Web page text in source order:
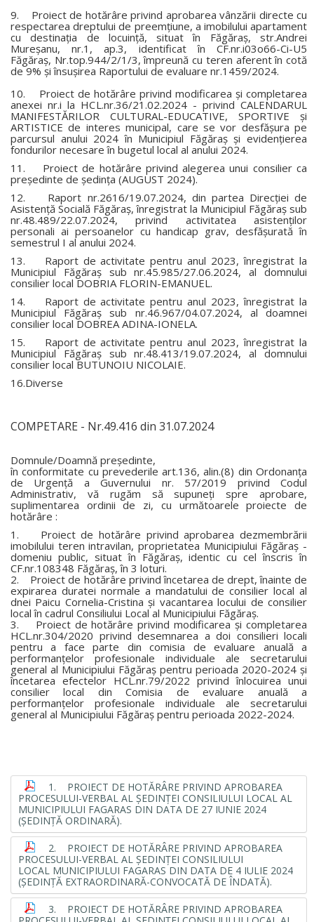
9. Proiect de hotărâre privind aprobarea vânzării directe cu
respectarea dreptului de preemţiune, a imobilului apartament
cu destinaţia de locuinţă, situat în Făgăraş, str.Andrei
Mureşanu, nr.1, ap.3, identificat în CF.nr.i03o66-Ci-U5
Făgăraş, Nr.top.944/2/1/3, împreună cu teren aferent în cotă
de 9% şi însuşirea Raportului de evaluare nr.1459/2024.
10. Proiect de hotărâre privind modificarea şi completarea
anexei nr.i la HCL.nr.36/21.02.2024 - privind CALENDARUL
MANIFESTĂRILOR CULTURAL-EDUCATIVE, SPORTIVE şi
ARTISTICE de interes municipal, care se vor desfăşura pe
parcursul anului 2024 în Municipiul Făgăraş şi evidenţierea
fondurilor necesare în bugetul local al anului 2024.
11. Proiect de hotărâre privind alegerea unui consilier ca
preşedinte de şedinţa (AUGUST 2024).
12. Raport nr.2616/19.07.2024, din partea Direcţiei de
Asistenţă Socială Făgăraş, înregistrat la Municipiul Făgăraş sub
nr.48.489/22.07.2024, privind activitatea asistenţilor
personali ai persoanelor cu handicap grav, desfăşurată în
semestrul I al anului 2024.
13. Raport de activitate pentru anul 2023, înregistrat la
Municipiul Făgăraş sub nr.45.985/27.06.2024, al domnului
consilier local DOBRIA FLORIN-EMANUEL.
14. Raport de activitate pentru anul 2023, înregistrat la
Municipiul Făgăraş sub nr.46.967/04.07.2024, al doamnei
consilier local DOBREA ADINA-IONELA.
15. Raport de activitate pentru anul 2023, înregistrat la
Municipiul Făgăraş sub nr.48.413/19.07.2024, al domnului
consilier local BUTUNOIU NICOLAIE.
16.Diverse
COMPETARE - Nr.49.416 din 31.07.2024
Domnule/Doamnă preşedinte,
în conformitate cu prevederile art.136, alin.(8) din Ordonanţa
de Urgenţă a Guvernului nr. 57/2019 privind Codul
Administrativ, vă rugăm să supuneţi spre aprobare,
suplimentarea ordinii de zi, cu următoarele proiecte de
hotărâre :
1. Proiect de hotărâre privind aprobarea dezmembrării
imobilului teren intravilan, proprietatea Municipiului Făgăraş -
domeniu public, situat în Făgăraş, identic cu cel înscris în
CF.nr.108348 Făgăraş, în 3 loturi.
2. Proiect de hotărâre privind încetarea de drept, înainte de
expirarea duratei normale a mandatului de consilier local al
dnei Paicu Cornelia-Cristina şi vacantarea locului de consilier
local în cadrul Consiliului Local al Municipiului Făgăraş.
3. Proiect de hotărâre privind modificarea şi completarea
HCL.nr.304/2020 privind desemnarea a doi consilieri locali
pentru a face parte din comisia de evaluare anuală a
performanţelor profesionale individuale ale secretarului
general al Municipiului Făgăraş pentru perioada 2020-2024 şi
încetarea efectelor HCL.nr.79/2022 privind înlocuirea unui
consilier local din Comisia de evaluare anuală a
performanţelor profesionale individuale ale secretarului
general al Municipiului Făgăraş pentru perioada 2022-2024.
1. PROIECT DE HOTĂRÂRE PRIVIND APROBAREA
PROCESULUI-VERBAL AL ŞEDINŢEI CONSILIULUI LOCAL AL
MUNICIPIULUI FAGARAS DIN DATA DE 27 IUNIE 2024
(ŞEDINŢĂ ORDINARĂ).
2. PROIECT DE HOTĂRÂRE PRIVIND APROBAREA
PROCESULUI-VERBAL AL ŞEDINŢEI CONSILIULUI
LOCAL MUNICIPIULUI FAGARAS DIN DATA DE 4 IULIE 2024
(ŞEDINŢĂ EXTRAORDINARĂ-CONVOCATĂ DE ÎNDATĂ).
3. PROIECT DE HOTĂRÂRE PRIVIND APROBAREA